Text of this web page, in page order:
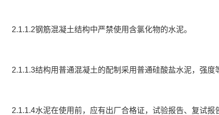
2.1.1.2钢筋混凝土结构中严禁使用含氯化物的水泥。
2.1.1.3结构用普通混凝土的配制采用普通硅酸盐水泥，强度
2.1.1.4水泥在使用前，应有出厂合格证，试验报告、复试